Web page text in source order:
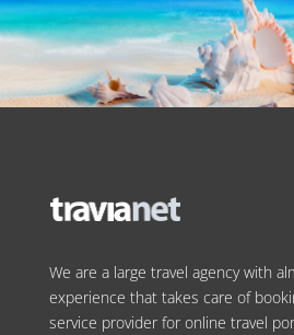
We are a large travel agency with
experience that takes care of
service provider for online travel